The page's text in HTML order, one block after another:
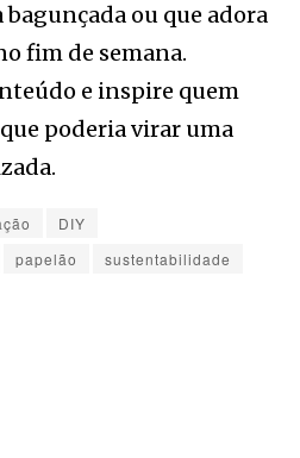
ou que adora
fim de semana.
e inspire quem
poderia virar uma
DIY
papelão
sustentabilidade